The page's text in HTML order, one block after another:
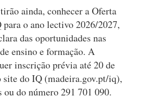
ainda, conhecer a Oferta
o ano lectivo 2026/2027,
das oportunidades nas
ensino e formação. A
inscrição prévia até 20 de
do IQ (madeira.gov.pt/iq),
ou do número 291 701 090.